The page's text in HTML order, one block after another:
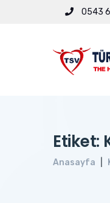
0543
Etiket:
Anasayfa